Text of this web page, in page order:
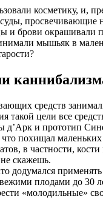
косметику, и,
просвечивающие
брови окрашивали
мышьяк в
средств
такой цели все
и прототип
похищал
в частности,
скажешь.
плодами до 30
«молодильные»